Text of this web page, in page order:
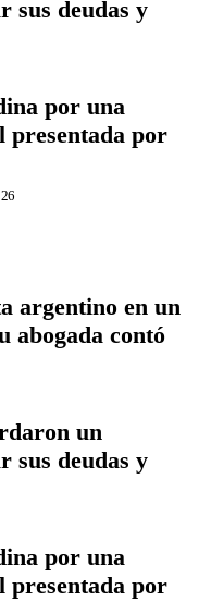
sus deudas y
por una
presentada por
argentino en un
abogada contó
un
sus deudas y
por una
presentada por